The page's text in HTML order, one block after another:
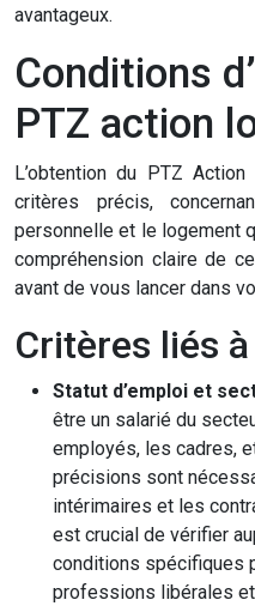
avantageux.
Conditions
PTZ action
L’obtention du PTZ
critères précis,
personnelle et le logement
compréhension claire de
avant de vous lancer dans
Critères liés
Statut d’emploi et
être un salarié du
employés, les cadres,
précisions sont
intérimaires et les
est crucial de vérifier
conditions spécifiques
professions libérales